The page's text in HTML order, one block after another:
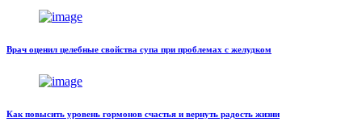
Врач оценил целебные свойства супа при проблемах с желудком
Как повысить уровень гормонов счастья и вернуть радость жизни